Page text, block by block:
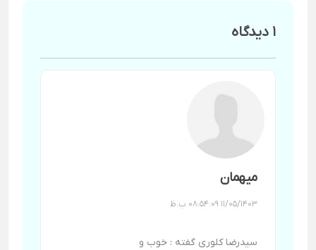
1 دیدگاه
میهمان
11/05/1403 08:54:09 ب.ظ
سیدرضا کلوری گفته : خوب و